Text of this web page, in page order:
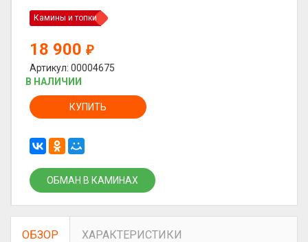
Камины и топки
18 900 ₽
Артикул: 00004675
В НАЛИЧИИ
КУПИТЬ
ОБМАН В КАМИНАХ
ОБЗОР ХАРАКТЕРИСТИКИ